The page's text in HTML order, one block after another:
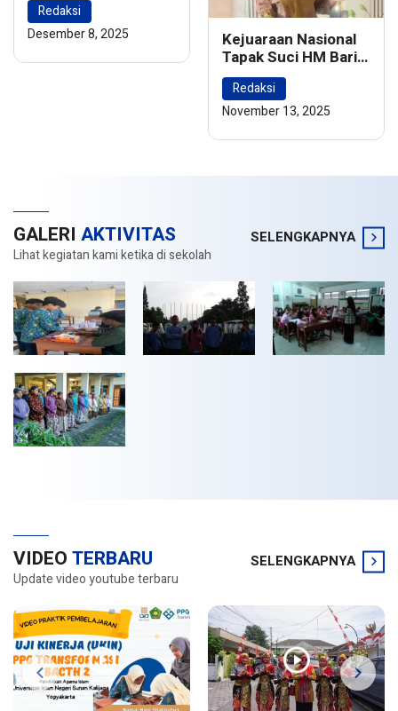
Redaksi
Desember 8, 2025
Kejuaraan Nasional
Tapak Suci HM Barie
Rsyad Championship
2024
Redaksi
November 13, 2025
GALERI AKTIVITAS
Lihat kegiatan kami ketika di sekolah
SELENGKAPNYA
VIDEOTERBARU
Update video youtube terbaru
SELENGKAPNYA